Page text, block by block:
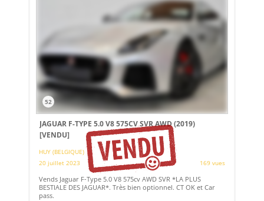
52
JAGUAR F-TYPE 5.0 V8 575CV SVR AWD (2019)
[VENDU]
HUY (BELGIQUE)
20 juillet 2023
169 vues
Vends Jaguar F-Type 5.0 V8 575cv AWD SVR *LA PLUS
BESTIALE DES JAGUAR*. Très bien optionnel. CT OK et Car
pass.